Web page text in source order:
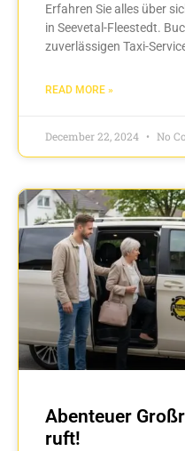
Erfahren Sie alles über
in Seevetal-Fleestedt.
zuverlässigen Taxi-
READ MORE »
December 22, 2024 No
Abenteuer
ruft!